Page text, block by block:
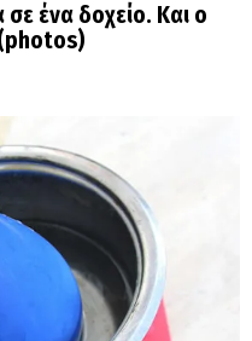
ένα δοχείο. Και ο
(photos)